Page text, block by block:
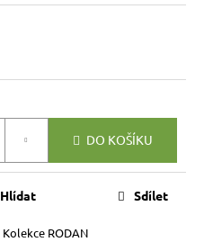
DO KOŠÍKU
Kolekce RODAN
Hlídat Sdílet